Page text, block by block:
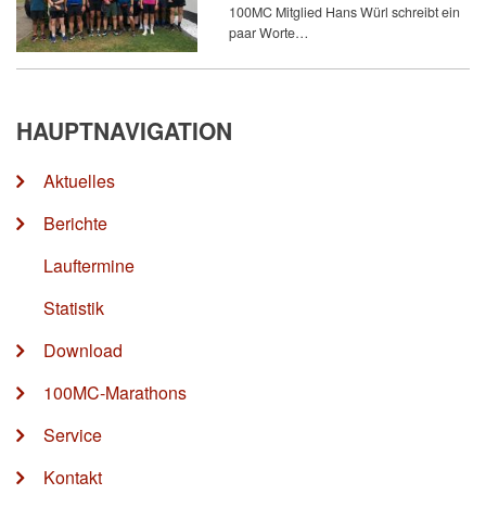
100MC Mitglied Hans Würl schreibt ein
paar Worte…
HAUPTNAVIGATION
Aktuelles
Berichte
Lauftermine
Statistik
Download
100MC-Marathons
Service
Kontakt